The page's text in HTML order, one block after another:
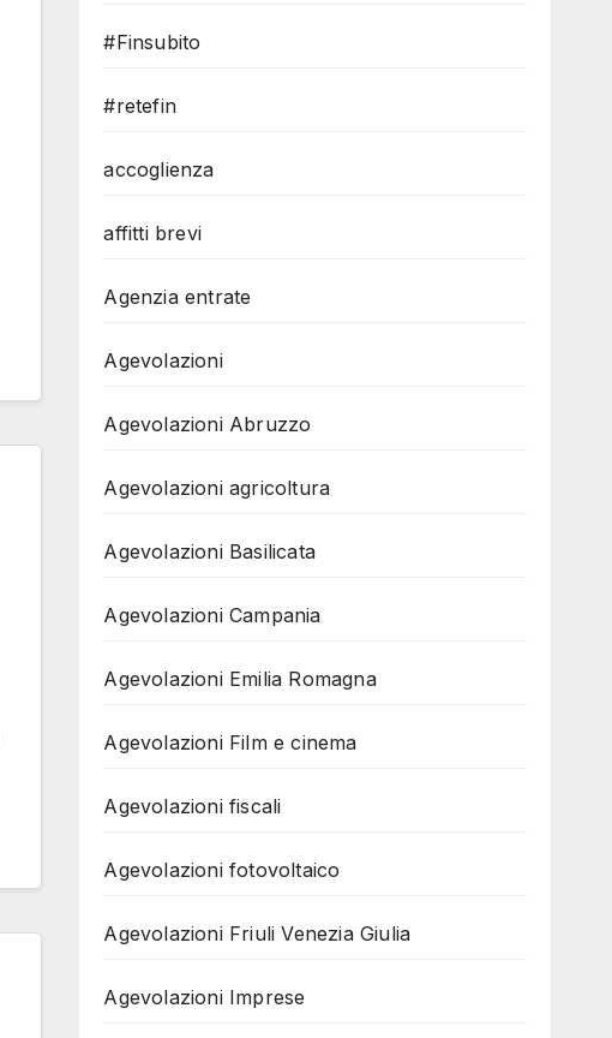
#Finsubito
#retefin
accoglienza
affitti brevi
Agenzia entrate
Agevolazioni
Agevolazioni Abruzzo
Agevolazioni agricoltura
Agevolazioni Basilicata
Agevolazioni Campania
Agevolazioni Emilia Romagna
Agevolazioni Film e cinema
Agevolazioni fiscali
Agevolazioni fotovoltaico
Agevolazioni Friuli Venezia Giulia
Agevolazioni Imprese